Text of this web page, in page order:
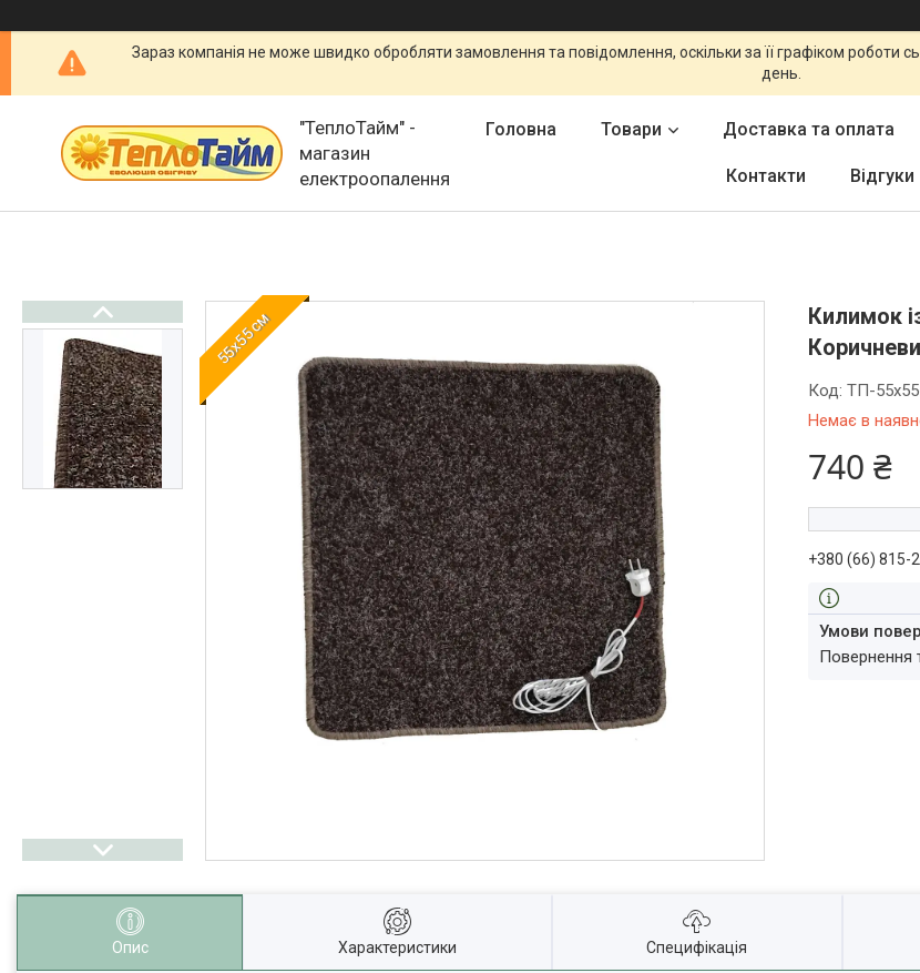
Зараз компанія не може швидко обробляти замовлення та повідомлення, оскільки за її графіком роботи
день.
"ТеплоТайм" -
магазин
електроопалення
Головна Товари Доставка та оплата
Контакти Відгуки
55х55 см
Килимок
Немає в
Код:ТП-
740 ₴
+380 (66) 815-
Опис Характеристики Специфікація